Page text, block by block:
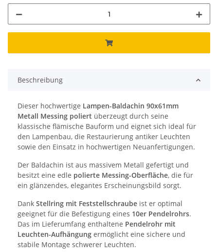
Beschreibung
Dieser hochwertige Lampen-Baldachin 90x61mm
Metall Messing poliert überzeugt durch seine
klassische flämische Bauform und eignet sich ideal für
den Lampenbau, die Restaurierung antiker Leuchten
sowie den Einsatz in hochwertigen Neuanfertigungen.
Der Baldachin ist aus massivem Metall gefertigt und
besitzt eine edle polierte Messing-Oberfläche, die für
ein glänzendes, elegantes Erscheinungsbild sorgt.
Dank Stellring mit Feststellschraube ist er optimal
geeignet für die Befestigung eines 10er Pendelrohrs.
Das im Lieferumfang enthaltene Pendelrohr mit
Leuchten-Aufhängung ermöglicht eine sichere und
stabile Montage schwerer Leuchten.